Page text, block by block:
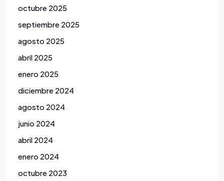
octubre 2025
septiembre 2025
agosto 2025
abril 2025
enero 2025
diciembre 2024
agosto 2024
junio 2024
abril 2024
enero 2024
octubre 2023